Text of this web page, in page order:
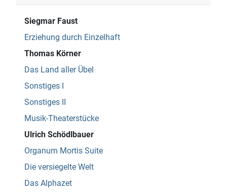
Siegmar Faust
Erziehung durch Einzelhaft
Thomas Körner
Das Land aller Übel
Sonstiges I
Sonstiges II
Musik-Theaterstücke
Ulrich Schödlbauer
Organum Mortis Suite
Die versiegelte Welt
Das Alphazet